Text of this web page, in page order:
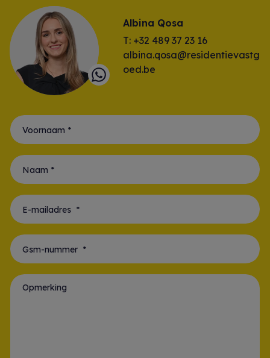
Albina Qosa
T: +32 489 37 23 16
albina.qosa@residentievastg
oed.be